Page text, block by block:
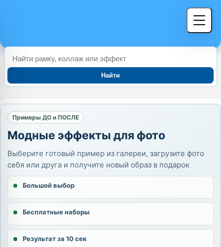
Найти
Примеры ДО и ПОСЛЕ
Модные эффекты для фото
Выберите готовый пример из галереи, загрузите фото
себя или друга и получите новый образ в подарок
Большой выбор
Бесплатные наборы
Результат за 10 сек